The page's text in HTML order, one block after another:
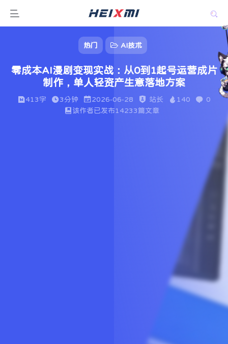
热门 AI技术
零成本AI漫剧变现实战：从0到1起号运营成片
制作，单人轻资产生意落地方案
413字 3分钟 2026-06-28 站长 140
0
该作者已发布14233篇文章